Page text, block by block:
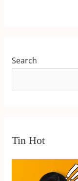
Search
Tin Hot